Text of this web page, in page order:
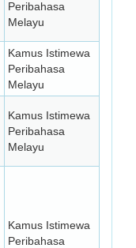
Peribahasa
Melayu
Kamus Istimewa
Peribahasa
Melayu
Kamus Istimewa
Peribahasa
Melayu
Kamus Istimewa
Peribahasa